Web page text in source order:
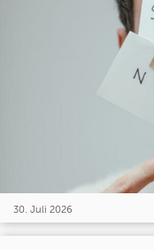
30. Juli 2026